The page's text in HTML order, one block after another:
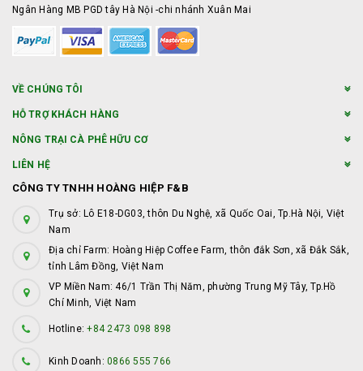
Ngân Hàng MB PGD tây Hà Nội -chi nhánh Xuân Mai
VỀ CHÚNG TÔI
HỖ TRỢ KHÁCH HÀNG
NÔNG TRẠI CÀ PHÊ HỮU CƠ
LIÊN HỆ
CÔNG TY TNHH HOÀNG HIỆP F&B
Trụ sở: Lô E18-DG03, thôn Du Nghệ, xã Quốc Oai, Tp.Hà Nội, Việt
Nam
Địa chỉ Farm: Hoàng Hiệp Coffee Farm, thôn đắk Sơn, xã Đắk Sắk,
tỉnh Lâm Đồng, Việt Nam
VP Miền Nam: 46/1 Trần Thị Năm, phường Trung Mỹ Tây, Tp.Hồ
Chí Minh, Việt Nam
Hotline:+84 2473 098 898
Kinh Doanh: 0866 555 766